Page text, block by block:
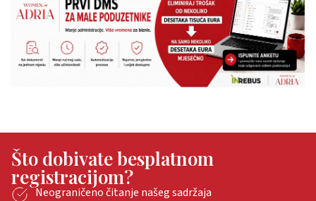
Što dobivate besplatnom
registracijom?
Neograničeno čitanje našeg sadržaja